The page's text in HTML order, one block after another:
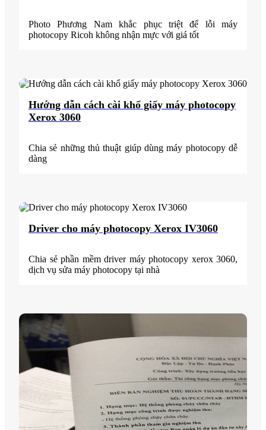
Photo Phương Nam khắc phục triệt để lỗi máy
photocopy Ricoh không nhận mực với giá tốt
Hướng dẫn cách cài khổ giấy máy photocopy
Xerox 3060
Chia sẻ những thủ thuật giúp dùng máy photocopy dễ
dàng
Driver cho máy photocopy Xerox IV3060
Chia sẻ phần mềm driver máy photocopy xerox 3060,
dịch vụ sửa máy photocopy tại nhà